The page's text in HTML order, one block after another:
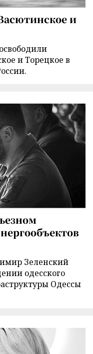
и
и Торецкое в
Зеленский
одесского
Одессы